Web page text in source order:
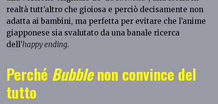
realtà tutt’altro che gioiosa e perciò decisamente non
adatta ai bambini, ma perfetta per evitare che l’anime
giapponese sia svalutato da una banale ricerca
dell’happy ending.
Perché Bubblenon convince del
tutto